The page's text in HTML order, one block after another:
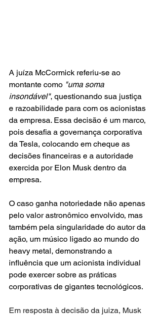
A juíza McCormick referiu-se ao
montante como "uma soma
insondável", questionando sua justiça
e razoabilidade para com os acionistas
da empresa. Essa decisão é um marco,
pois desafia a governança corporativa
da Tesla, colocando em cheque as
decisões financeiras e a autoridade
exercida por Elon Musk dentro da
empresa.
O caso ganha notoriedade não apenas
pelo valor astronômico envolvido, mas
também pela singularidade do autor da
ação, um músico ligado ao mundo do
heavy metal, demonstrando a
influência que um acionista individual
pode exercer sobre as práticas
corporativas de gigantes tecnológicos.
Em resposta à decisão da juiza, Musk